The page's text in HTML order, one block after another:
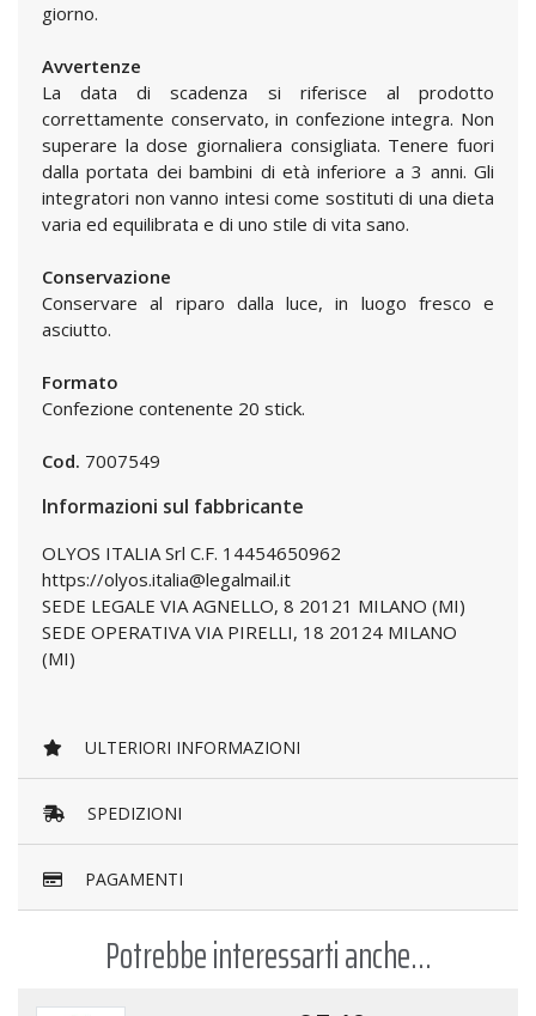
giorno.
Avvertenze
La data di scadenza si riferisce al prodotto
correttamente conservato, in confezione integra. Non
superare la dose giornaliera consigliata. Tenere fuori
dalla portata dei bambini di età inferiore a 3 anni. Gli
integratori non vanno intesi come sostituti di una dieta
varia ed equilibrata e di uno stile di vita sano.
Conservazione
Conservare al riparo dalla luce, in luogo fresco e
asciutto.
Formato
Confezione contenente 20 stick.
Cod. 7007549
Informazioni sul fabbricante
OLYOS ITALIA Srl C.F. 14454650962
https://olyos.italia@legalmail.it
SEDE LEGALE VIA AGNELLO, 8 20121 MILANO (MI)
SEDE OPERATIVA VIA PIRELLI, 18 20124 MILANO
(MI)
ULTERIORI INFORMAZIONI
SPEDIZIONI
PAGAMENTI
Potrebbe interessarti anche...